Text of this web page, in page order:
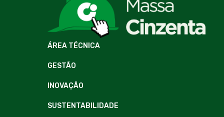
ÁREA TÉCNICA
GESTÃO
INOVAÇÃO
SUSTENTABILIDADE